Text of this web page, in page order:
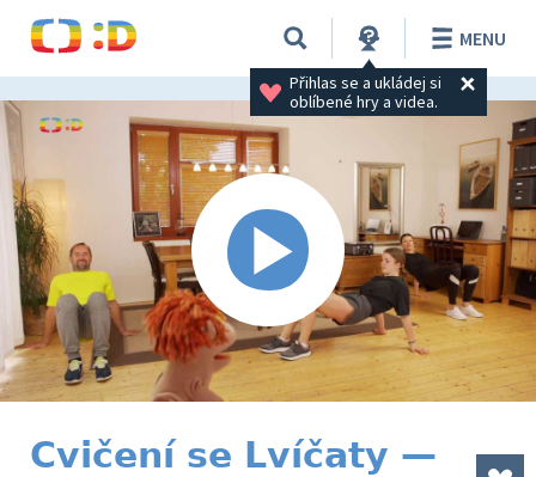
Přihlas se a ukládej si
oblíbené hry a videa.
MENU
Cvičení se Lvíčaty —